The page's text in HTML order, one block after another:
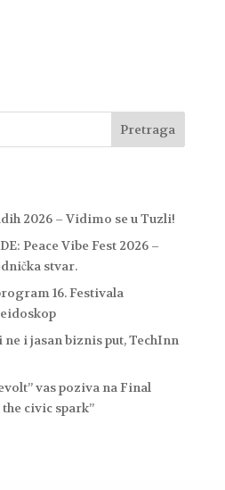
2026 – Vidimo se u Tuzli!
Peace Vibe Fest 2026 –
stvar.
16. Festivala
ne i jasan biznis put, TechInn
vas poziva na Final
civic spark”